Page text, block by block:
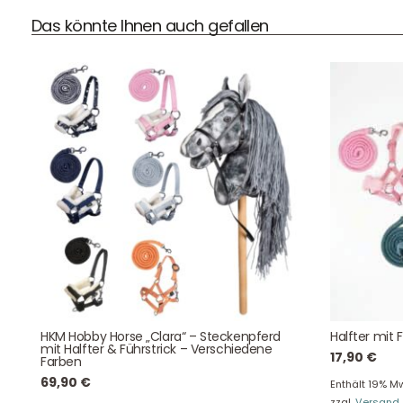
Das könnte Ihnen auch gefallen
HKM Hobby Horse „Clara“ – Steckenpferd
mit Halfter & Führstrick – Verschiedene
Farben
69,90 €
Halfter mit
17,90 €
Enthält 19%
DHL Versand
Der Spielzeug – Handel aus Haan, wir versenden mit DHL.
Schnell, sicher und zuverlässig.
Kontaktdaten
August-Macke-Weg 17,
42781 Haan
E-Mail: info@hollyclaire.de